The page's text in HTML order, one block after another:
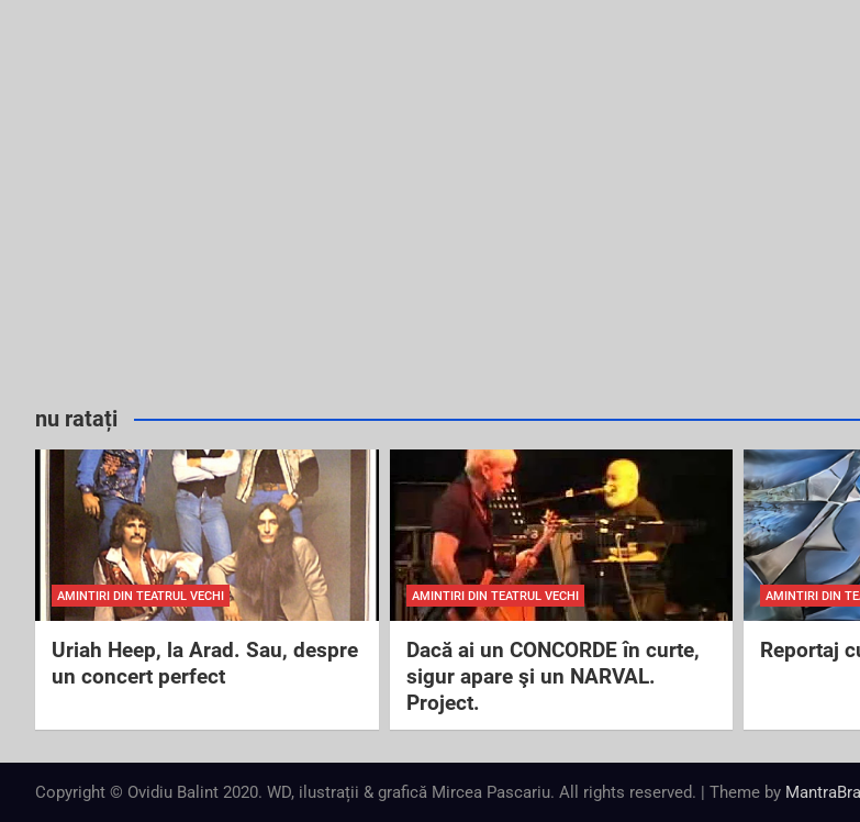
nu ratați
AMINTIRI DIN TEATRUL VECHI
Uriah Heep, la Arad. Sau, despre
un concert perfect
AMINTIRI DIN TEATRUL VECHI
Dacă ai un CONCORDE în curte,
sigur apare şi un NARVAL.
Project.
AMINTIRI DIN
Reportaj
Copyright © Ovidiu Balint 2020. WD, ilustrații & grafică Mircea Pascariu. All rights reserved. | Theme by